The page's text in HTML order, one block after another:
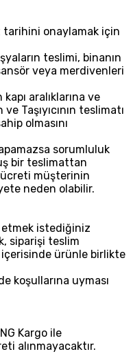
onaylamak için
teslimi, binanın
veya merdivenleri
aralıklarına ve
Taşıyıcının teslimatı
olmasını
sorumluluk
bir teslimattan
ücreti müşterinin
neden olabilir.
etmek istediğiniz
siparişi teslim
içerisinde ürünle birlikte
koşullarına uyması
Kargo ile
alınmayacaktır.